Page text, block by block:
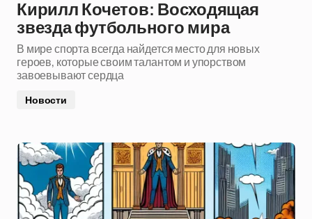
Кирилл Кочетов: Восходящая
звезда футбольного мира
В мире спорта всегда найдется место для новых
героев, которые своим талантом и упорством
завоевывают сердца
Новости